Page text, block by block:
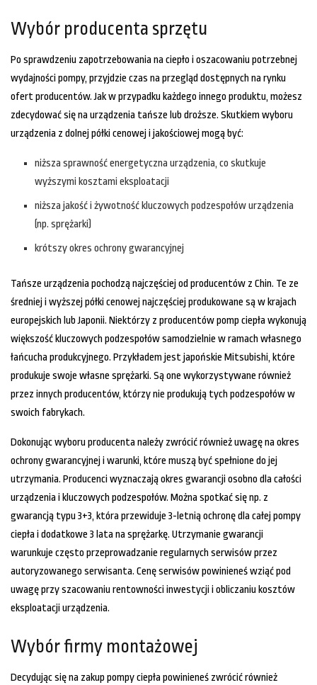
Wybór producenta sprzętu
Po sprawdzeniu zapotrzebowania na ciepło i oszacowaniu potrzebnej
wydajności pompy, przyjdzie czas na przegląd dostępnych na rynku
ofert producentów. Jak w przypadku każdego innego produktu, możesz
zdecydować się na urządzenia tańsze lub droższe. Skutkiem wyboru
urządzenia z dolnej półki cenowej i jakościowej mogą być:
niższa sprawność energetyczna urządzenia, co skutkuje
wyższymi kosztami eksploatacji
niższa jakość i żywotność kluczowych podzespołów urządzenia
(np. sprężarki)
krótszy okres ochrony gwarancyjnej
Tańsze urządzenia pochodzą najczęściej od producentów z Chin. Te ze
średniej i wyższej półki cenowej najczęściej produkowane są w krajach
europejskich lub Japonii. Niektórzy z producentów pomp ciepła wykonują
większość kluczowych podzespołów samodzielnie w ramach własnego
łańcucha produkcyjnego. Przykładem jest japońskie Mitsubishi, które
produkuje swoje własne sprężarki. Są one wykorzystywane również
przez innych producentów, którzy nie produkują tych podzespołów w
swoich fabrykach.
Dokonując wyboru producenta należy zwrócić również uwagę na okres
ochrony gwarancyjnej i warunki, które muszą być spełnione do jej
utrzymania. Producenci wyznaczają okres gwarancji osobno dla całości
urządzenia i kluczowych podzespołów. Można spotkać się np. z
gwarancją typu 3+3, która przewiduje 3-letnią ochronę dla całej pompy
ciepła i dodatkowe 3 lata na sprężarkę. Utrzymanie gwarancji
warunkuje często przeprowadzanie regularnych serwisów przez
autoryzowanego serwisanta. Cenę serwisów powinieneś wziąć pod
uwagę przy szacowaniu rentowności inwestycji i obliczaniu kosztów
eksploatacji urządzenia.
Wybór firmy montażowej
Decydując się na zakup pompy ciepła powinieneś zwrócić również